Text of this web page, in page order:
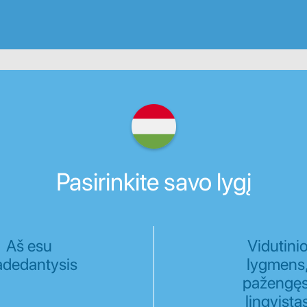
Pasirinkite savo lygį
Aš esu
Vidutinio
lygmens,